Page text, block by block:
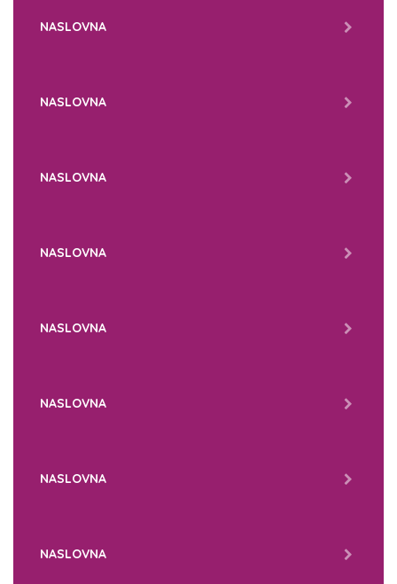
NASLOVNA
NASLOVNA
NASLOVNA
NASLOVNA
NASLOVNA
NASLOVNA
NASLOVNA
NASLOVNA